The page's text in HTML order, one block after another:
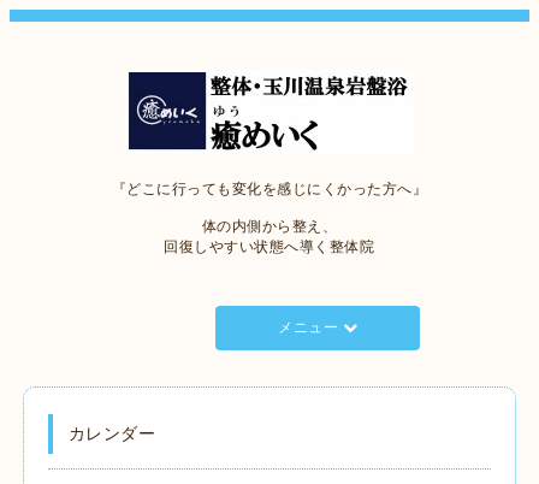
『どこに行っても変化を感じにくかった方へ』
体の内側から整え、
回復しやすい状態へ導く整体院
メニュー
カレンダー